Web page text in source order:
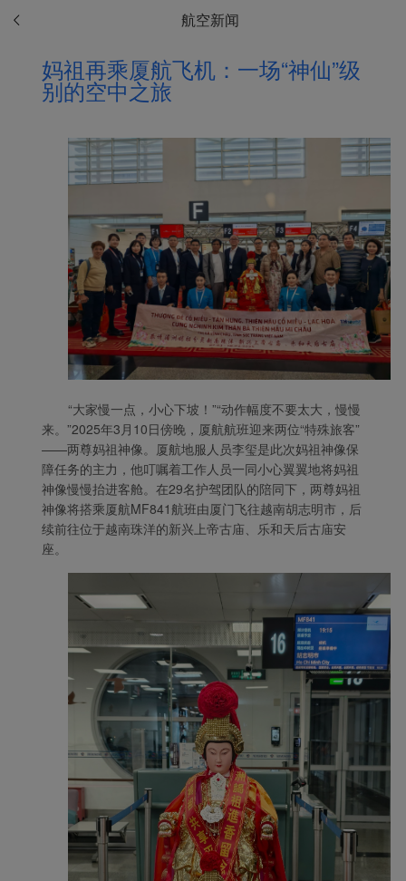
航空新闻
妈祖再乘厦航飞机：一场“神仙”级
别的空中之旅
“大家慢一点，小心下坡！”“动作幅度不要太大，慢慢
来。”2025年3月10日傍晚，厦航航班迎来两位“特殊旅客”
——两尊妈祖神像。厦航地服人员李玺是此次妈祖神像保
障任务的主力，他叮嘱着工作人员一同小心翼翼地将妈祖
神像慢慢抬进客舱。在29名护驾团队的陪同下，两尊妈祖
神像将搭乘厦航MF841航班由厦门飞往越南胡志明市，后
续前往位于越南珠洋的新兴上帝古庙、乐和天后古庙安
座。